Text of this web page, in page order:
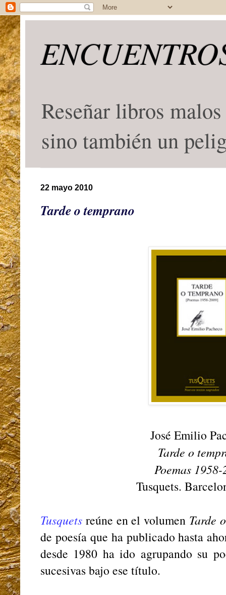
Reseñar libros
sino también un
22 mayo 2010
Tarde o temprano
José Emilio
Tarde o
Poemas
Tusquets.
Tusquets reúne en el volumen Tarde
de poesía que ha publicado hasta
desde 1980 ha ido agrupando su
sucesivas bajo ese título.